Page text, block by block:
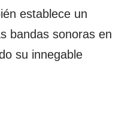
establece un
bandas sonoras en
su innegable